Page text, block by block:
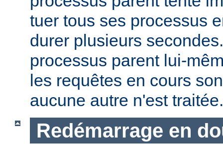
tuer tous ses processus
durer plusieurs
processus parent lui-
les requêtes en cours
aucune autre n'est traitée.
Redémarrage en